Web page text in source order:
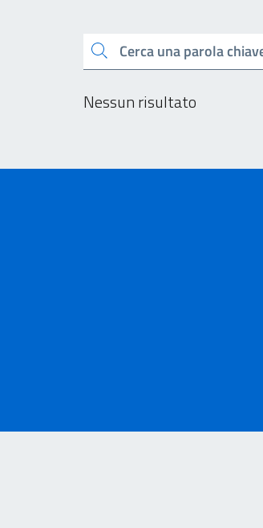
Cerca una parola chiave
Nessun risultato